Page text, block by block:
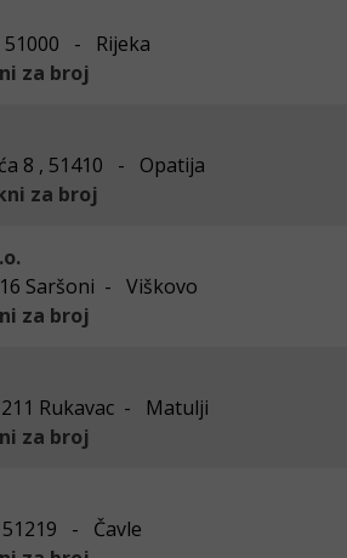
51000 - Rijeka
za broj
8 , 51410 - Opatija
za broj
Saršoni - Viškovo
za broj
Rukavac - Matulji
za broj
51219 - Čavle